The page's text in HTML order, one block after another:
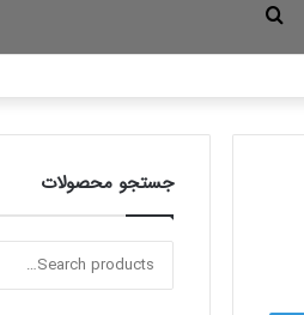
جستجو
جستجو محصولات